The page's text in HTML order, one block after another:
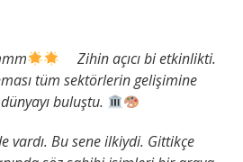
Zihin açıcı bi etkinlikti.
tüm sektörlerin gelişimine
buluştu.
vardı. Bu sene ilkiydi. Gittikçe